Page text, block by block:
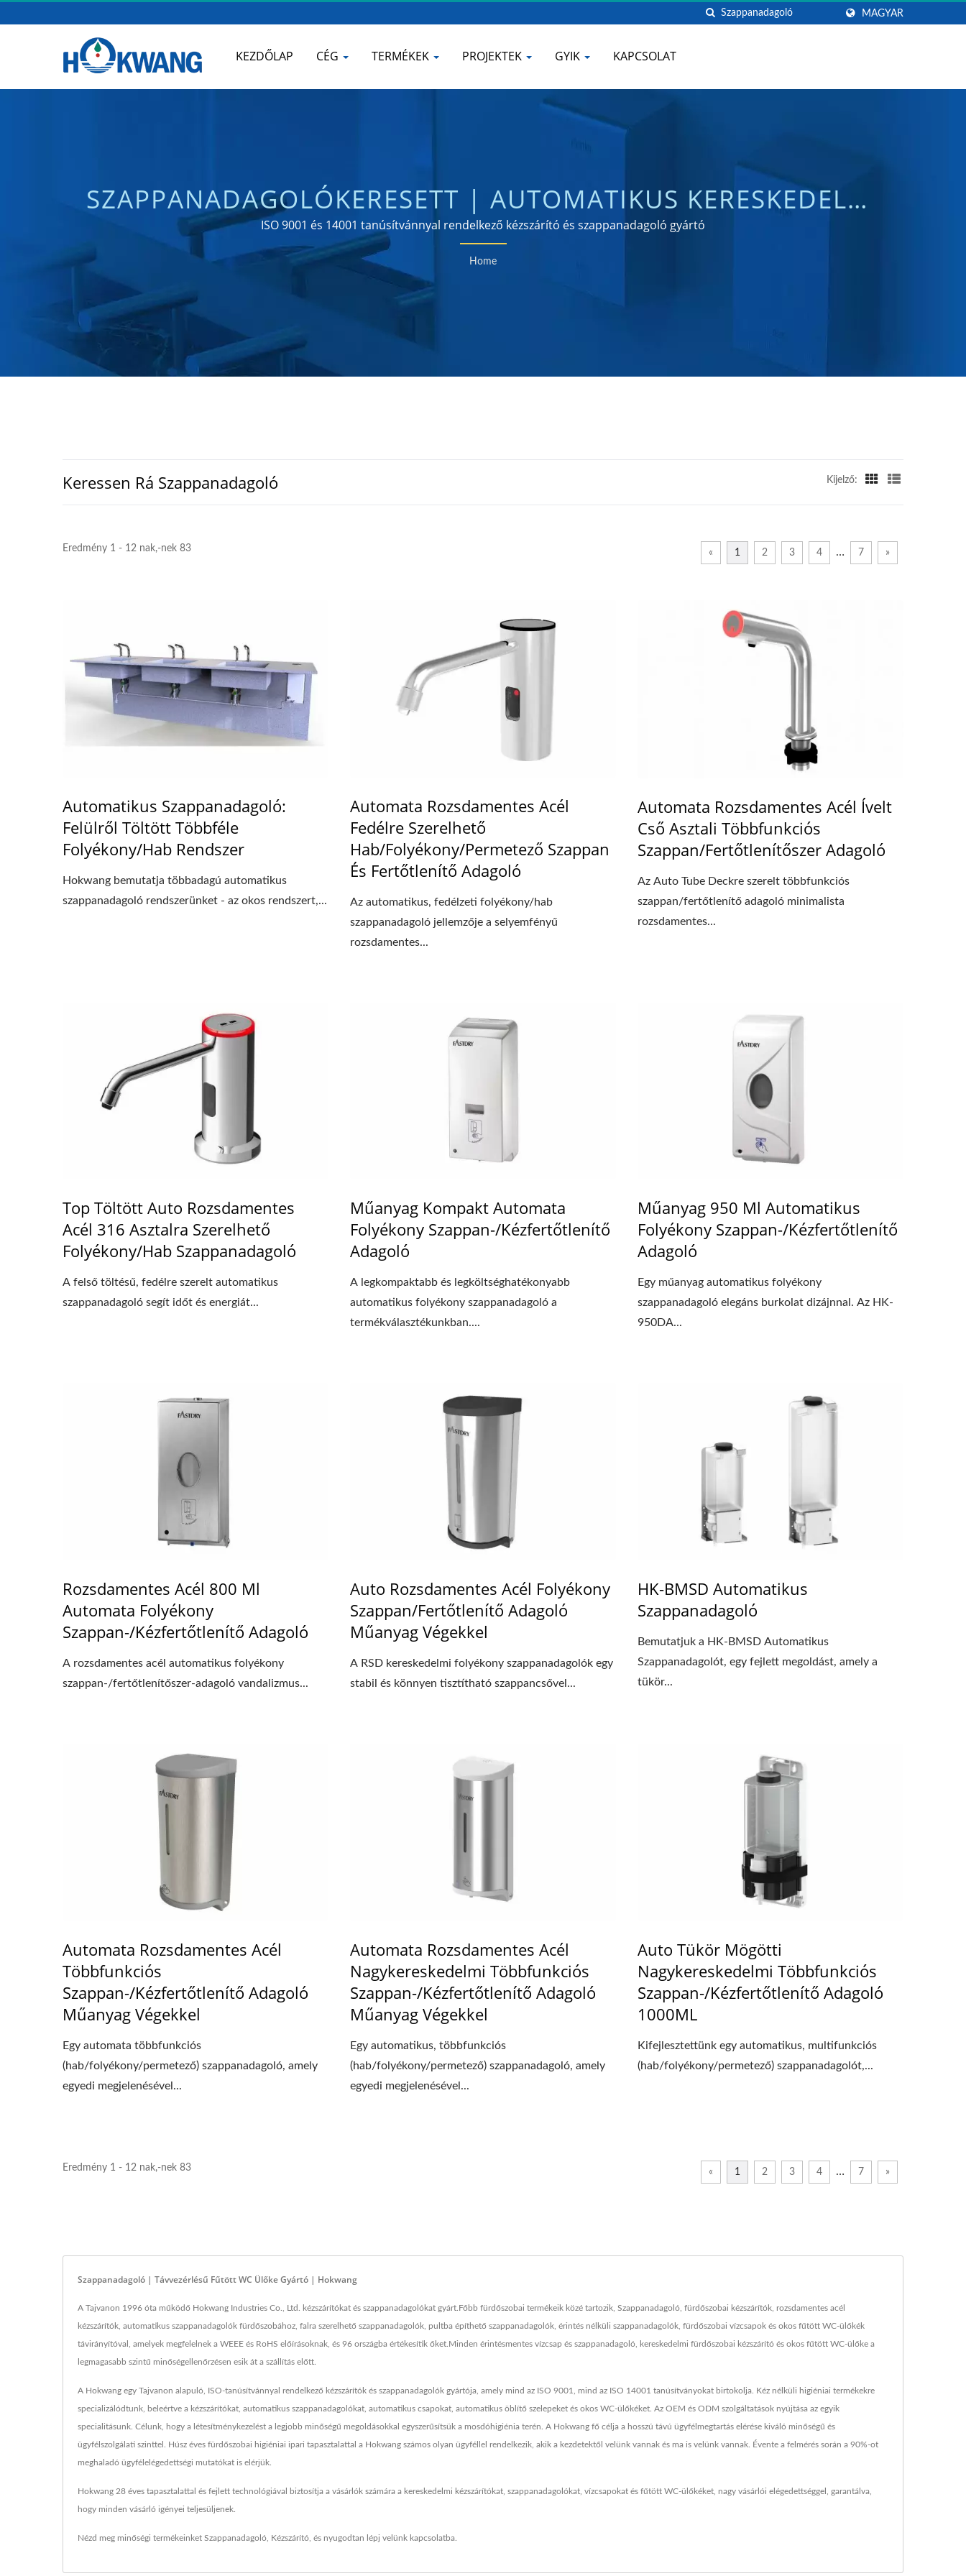
MAGYAR
KEZDŐLAP CÉG TERMÉKEK PROJEKTEK GYIK KAPCSOLAT
SZAPPANADAGOLÓKERESETT | AUTOMATIKUS KERESKEDELMI
SZAPPANADAGOLÓ GYÁRTÓ | HOKWANG
ISO 9001 és 14001 tanúsítvánnyal rendelkező kézszárító és szappanadagoló gyártó
Home
Keressen Rá Szappanadagoló Kijelző:
Eredmény 1 - 12 nak,-nek 83 « 1 2 3 4 … 7 »
Automatikus Szappanadagoló:
Felülről Töltött Többféle
Folyékony/Hab Rendszer
Hokwang bemutatja többadagú automatikus
szappanadagoló rendszerünket - az okos rendszert,...
Automata Rozsdamentes Acél
Fedélre Szerelhető
Hab/Folyékony/Permetező Szappan
És Fertőtlenítő Adagoló
Az automatikus, fedélzeti folyékony/hab
szappanadagoló jellemzője a selyemfényű
rozsdamentes...
Automata Rozsdamentes Acél Ívelt
Cső Asztali Többfunkciós
Szappan/Fertőtlenítőszer Adagoló
Az Auto Tube Deckre szerelt többfunkciós
szappan/fertőtlenítő adagoló minimalista
rozsdamentes...
Top Töltött Auto Rozsdamentes
Acél 316 Asztalra Szerelhető
Folyékony/Hab Szappanadagoló
A felső töltésű, fedélre szerelt automatikus
szappanadagoló segít időt és energiát...
Műanyag Kompakt Automata
Folyékony Szappan-/Kézfertőtlenítő
Adagoló
A legkompaktabb és legköltséghatékonyabb
automatikus folyékony szappanadagoló a
termékválasztékunkban....
Műanyag 950 Ml Automatikus
Folyékony Szappan-/Kézfertőtlenítő
Adagoló
Egy műanyag automatikus folyékony
szappanadagoló elegáns burkolat dizájnnal. Az HK-
950DA...
Rozsdamentes Acél 800 Ml
Automata Folyékony
Szappan-/Kézfertőtlenítő Adagoló
A rozsdamentes acél automatikus folyékony
szappan-/fertőtlenítőszer-adagoló vandalizmus...
Auto Rozsdamentes Acél Folyékony
Szappan/Fertőtlenítő Adagoló
Műanyag Végekkel
A RSD kereskedelmi folyékony szappanadagolók egy
stabil és könnyen tisztítható szappancsővel...
HK-BMSD Automatikus
Szappanadagoló
Bemutatjuk a HK-BMSD Automatikus
Szappanadagolót, egy fejlett megoldást, amely a
tükör...
Automata Rozsdamentes Acél
Többfunkciós
Szappan-/Kézfertőtlenítő Adagoló
Műanyag Végekkel
Egy automata többfunkciós
(hab/folyékony/permetező) szappanadagoló, amely
egyedi megjelenésével...
Automata Rozsdamentes Acél
Nagykereskedelmi Többfunkciós
Szappan-/Kézfertőtlenítő Adagoló
Műanyag Végekkel
Egy automatikus, többfunkciós
(hab/folyékony/permetező) szappanadagoló, amely
egyedi megjelenésével...
Auto Tükör Mögötti
Nagykereskedelmi Többfunkciós
Szappan-/Kézfertőtlenítő Adagoló
1000ML
Kifejlesztettünk egy automatikus, multifunkciós
(hab/folyékony/permetező) szappanadagolót,...
Eredmény 1 - 12 nak,-nek 83 « 1 2 3 4 … 7 »
Szappanadagoló | Távvezérlésű Fűtött WC Ülőke Gyártó | Hokwang
A Tajvanon 1996 óta működő Hokwang Industries Co., Ltd. kézszárítókat és szappanadagolókat gyárt.Főbb fürdőszobai termékeik közé tartozik, Szappanadagoló, fürdőszobai kézszárítók, rozsdamentes acél
kézszárítók, automatikus szappanadagolók fürdőszobához, falra szerelhető szappanadagolók, pultba építhető szappanadagolók, érintés nélküli szappanadagolók, fürdőszobai vízcsapok és okos fűtött WC-ülőkék
távirányítóval, amelyek megfelelnek a WEEE és RoHS előírásoknak, és 96 országba értékesítik őket.Minden érintésmentes vízcsap és szappanadagoló, kereskedelmi fürdőszobai kézszárító és okos fűtött WC-ülőke a
legmagasabb szintű minőségellenőrzésen esik át a szállítás előtt.
A Hokwang egy Tajvanon alapuló, ISO-tanúsítvánnyal rendelkező kézszárítók és szappanadagolók gyártója, amely mind az ISO 9001, mind az ISO 14001 tanúsítványokat birtokolja. Kéz nélküli higiéniai termékekre
specializálódtunk, beleértve a kézszárítókat, automatikus szappanadagolókat, automatikus csapokat, automatikus öblítő szelepeket és okos WC-ülőkéket. Az OEM és ODM szolgáltatások nyújtása az egyik
specialitásunk. Célunk, hogy a létesítménykezelést a legjobb minőségű megoldásokkal egyszerűsítsük a mosdóhigiénia terén. A Hokwang fő célja a hosszú távú ügyfélmegtartás elérése kiváló minőségű és
ügyfélszolgálati szinttel. Húsz éves fürdőszobai higiéniai ipari tapasztalattal a Hokwang számos olyan ügyféllel rendelkezik, akik a kezdetektől velünk vannak és ma is velünk vannak. Évente a felmérés során a 90%-ot
meghaladó ügyfélelégedettségi mutatókat is elérjük.
Hokwang 28 éves tapasztalattal és fejlett technológiával biztosítja a vásárlók számára a kereskedelmi kézszárítókat, szappanadagolókat, vízcsapokat és fűtött WC-ülőkéket, nagy vásárlói elégedettséggel, garantálva,
hogy minden vásárló igényei teljesüljenek.
Nézd meg minőségi termékeinket Szappanadagoló Kézszárító , és nyugodtan lépj velünk kapcsolatba